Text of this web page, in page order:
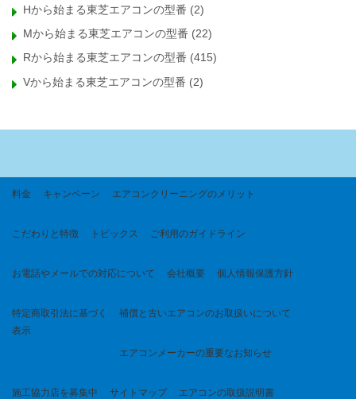
Hから始まる東芝エアコンの型番 (2)
Mから始まる東芝エアコンの型番 (22)
Rから始まる東芝エアコンの型番 (415)
Vから始まる東芝エアコンの型番 (2)
料金 キャンペーン エアコンクリーニングのメリット
こだわりと特徴 トピックス ご利用のガイドライン
お電話やメールでの対応について 会社概要 個人情報保護方針
特定商取引法に基づく
表示
補償と古いエアコンのお取扱いについて
エアコンメーカーの重要なお知らせ
施工協力店を募集中 サイトマップ エアコンの取扱説明書